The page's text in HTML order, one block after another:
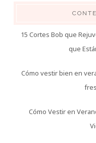
15 Cortes Bob que
que
Cómo vestir bien en
Cómo Vestir en